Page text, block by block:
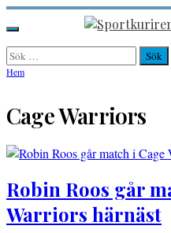
Hoppa
till
innehåll
Sportkuriren.se
Primär
meny
Sök
efter:
Hem
Cage Warriors
Robin Roos går
Warriors härnäst